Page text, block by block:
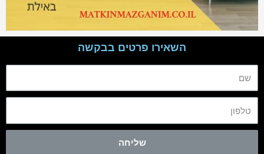
השאירו פרטים בבקשה
שליחה